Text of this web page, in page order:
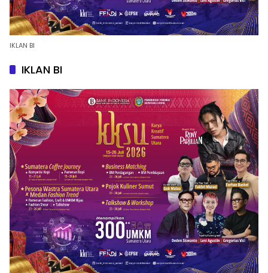
IKLAN BI
IKLAN BI